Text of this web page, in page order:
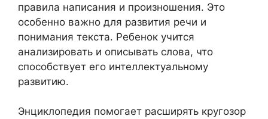
правила написания и произношения. Это
особенно важно для развития речи и
понимания текста. Ребенок учится
анализировать и описывать слова, что
способствует его интеллектуальному
развитию.
Энциклопедия помогает расширять кругозор